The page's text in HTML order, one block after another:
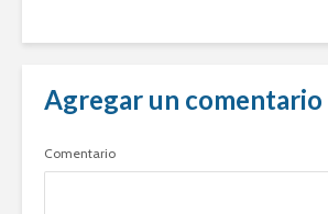
Agregar un comentario
Comentario